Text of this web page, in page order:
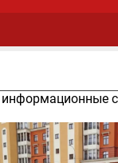
информационные